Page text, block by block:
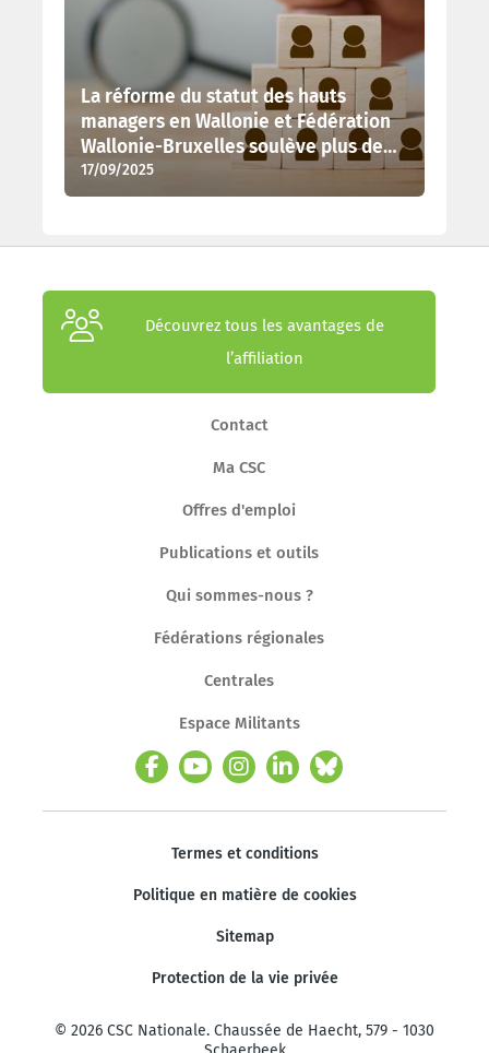
La réforme du statut des hauts
managers en Wallonie et Fédération
Wallonie-Bruxelles soulève plus de
questions qu’elle n’apporte de
réponses
17/09/2025
Découvrez tous les avantages de
l’affiliation
Contact
Ma CSC
Offres d'emploi
Publications et outils
Qui sommes-nous ?
Fédérations régionales
Centrales
Espace Militants
Termes et conditions
Politique en matière de cookies
Sitemap
Protection de la vie privée
© 2026 CSC Nationale. Chaussée de Haecht, 579 - 1030